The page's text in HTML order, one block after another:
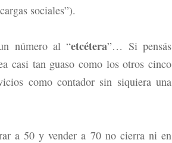
sociales”).
número al “etcétera”… Si pensás
casi tan guaso como los otros cinco
como contador sin siquiera una
a 50 y vender a 70 no cierra ni en